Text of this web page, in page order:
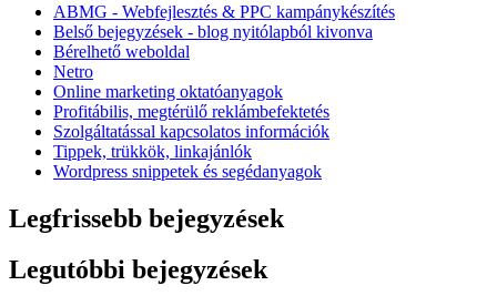
ABMG - Webfejlesztés & PPC kampánykészítés
Belső bejegyzések - blog nyitólapból kivonva
Bérelhető weboldal
Netro
Online marketing oktatóanyagok
Profitábilis, megtérülő reklámbefektetés
Szolgáltatással kapcsolatos információk
Tippek, trükkök, linkajánlók
Wordpress snippetek és segédanyagok
Legfrissebb bejegyzések
Legutóbbi bejegyzések